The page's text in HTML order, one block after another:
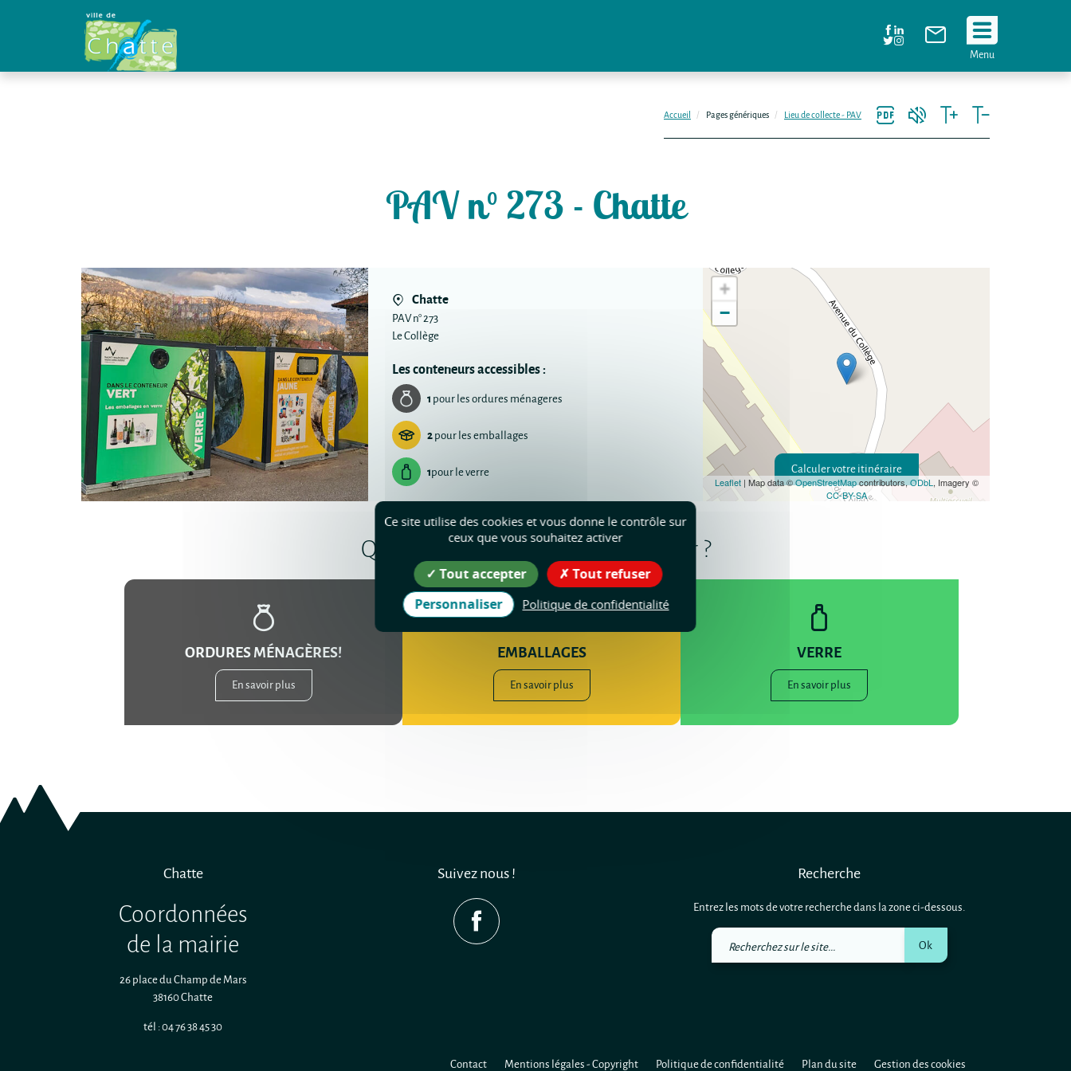
Suivez
!
Menu
Accueil Pages génériques Lieu de collecte - PAV
PAV n° 273 - Chatte
Chatte
PAV n° 273
Le Collège
Les conteneurs accessibles :
1 pour les ordures ménageres
2pour les emballages
1pour le verre
+
−
Leaflet| Map data ©OpenStreetMapcontributors, ODbL , Imagery ©
CC-BY-SA
Calculer votre itinéraire
Quels déchets dans quel conteneur ?
ORDURES MÉNAGÈRES!
En savoir plus
EMBALLAGES
En savoir plus
VERRE
En savoir plus
Chatte
Coordonnées
de la mairie
26 place du Champ de Mars
38160 Chatte
tél : 04 76 38 45 30
Suivez nous ! Recherche
Entrez les mots de votre recherche dans la zone ci-dessous.
Recherchez
Ok
Contact Mentions légales - Copyright Politique de confidentialité Plan du site Gestion des cookies
Panneau de gestion des cookies
Ce site utilise des cookies et vous donne le contrôle sur
ceux que vous souhaitez activer
Tout accepter
Tout refuser
Personnaliser
Politique de confidentialité